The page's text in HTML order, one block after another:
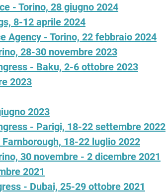
- Torino, 28 giugno 2024
8-12 aprile 2024
Agency - Torino, 22 febbraio 2024
28-30 novembre 2023
- Baku, 2-6 ottobre 2023
2023
2023
- Parigi, 18-22 settembre 2022
18-22 luglio 2022
30 novembre - 2 dicembre 2021
2021
- Dubai, 25-29 ottobre 2021